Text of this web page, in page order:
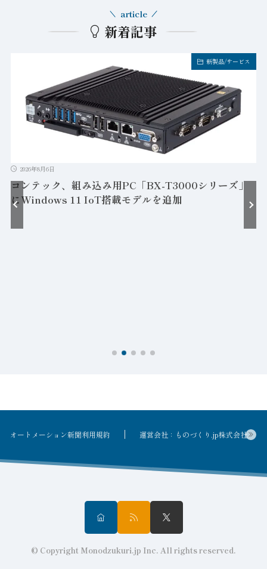
新着記事
article
新製品/サービス
2026年8月6日
コンテック、組み込み用PC「BX-T3000シリーズ」
にWindows 11 IoT搭載モデルを追加
オートメーション新聞利用規約 運営会社：ものづくり.jp株式会社
© Copyright Monodzukuri.jp Inc. All rights reserved.